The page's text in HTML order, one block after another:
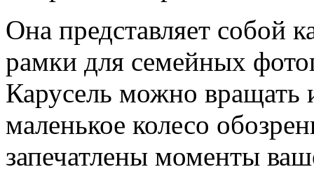
Она представляет собой
рамки для семейных
Карусель можно вращать
маленькое колесо
запечатлены моменты